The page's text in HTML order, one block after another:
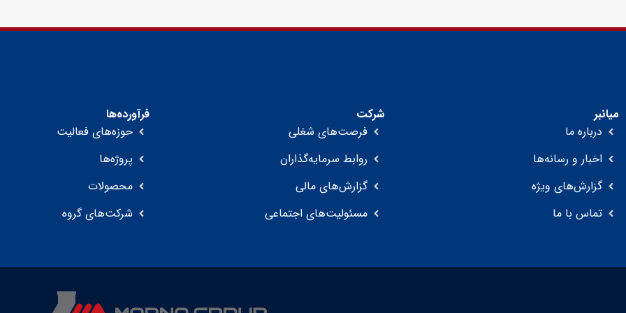
میانبر
درباره ما
اخبار و رسانه‌ها
گزارش‌های ویژه
تماس با ما
شرکت
فرصت‌های شغلی
روابط سرمایه‌گذاران
گزارش‌های مالی
مسئولیت‌های اجتماعی
فرآورده‌ها
حوزه‌های فعالیت
پروژه‌ها
محصولات
شرکت‌های گروه